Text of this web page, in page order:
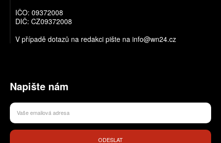
IČO: 09372008
DIČ: CZ09372008
V případě dotazů na redakci pište na info@wn24.cz
Napište nám
ODESLAT